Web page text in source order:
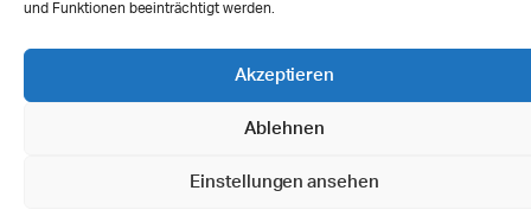
und Funktionen beeinträchtigt werden.
Akzeptieren
Ablehnen
Einstellungen ansehen